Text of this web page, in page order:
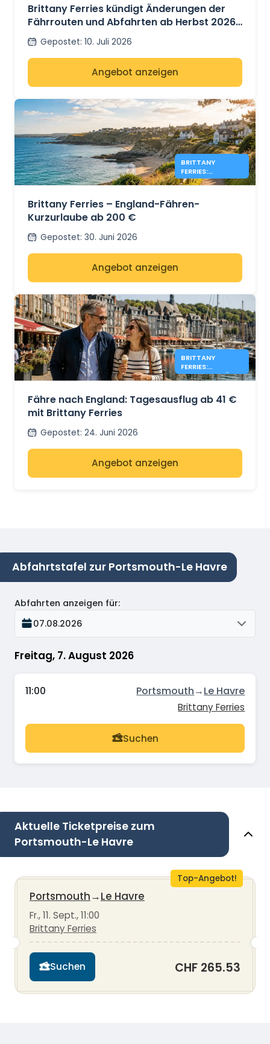
Brittany Ferries kündigt Änderungen der
Fährrouten und Abfahrten ab Herbst 2026
an.Gepostet: 10. Juli 2026
Angebot anzeigen
BRITTANY
FERRIES:
ENGLAND-
Brittany Ferries – England-Fähren-
Kurzurlaube ab 200 €
Gepostet: 30. Juni 2026
Angebot anzeigen
BRITTANY
FERRIES:
TAGESAUSFLÜGE
AB 41 €
Fähre nach England: Tagesausflug ab 41 €
mit Brittany Ferries
Gepostet: 24. Juni 2026
Angebot anzeigen
Abfahrtstafel zur Portsmouth-Le Havre
Freitag, 7. August 2026
Abfahrten anzeigen für:
07.08.2026
11:00 Portsmouth→Le Havre
Brittany Ferries
Suchen
Aktuelle Ticketpreise zum
Portsmouth-Le Havre
Top-Angebot!
Portsmouth→Le Havre
Fr., 11. Sept., 11:00
Brittany Ferries
Suchen CHF 265.53